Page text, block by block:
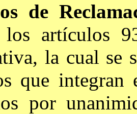
de
los artículos
la cual se
que integran
por